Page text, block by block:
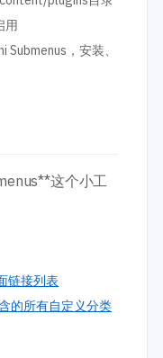
用
，安装、
这个小工
链接列表
的所有自定义分类